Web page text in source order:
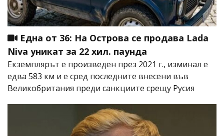
Една от 36: На Острова се продава Lada
Niva уникат за 22 хил. паунда
Екземплярът е произведен през 2021 г., изминал е
едва 583 км и е сред последните внесени във
Великобритания преди санкциите срещу Русия